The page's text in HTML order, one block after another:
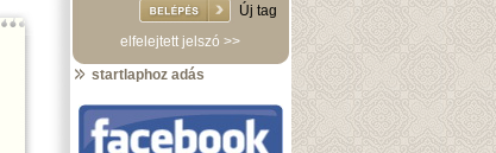
Új tag
elfelejtett jelszó >>
startlaphoz adás